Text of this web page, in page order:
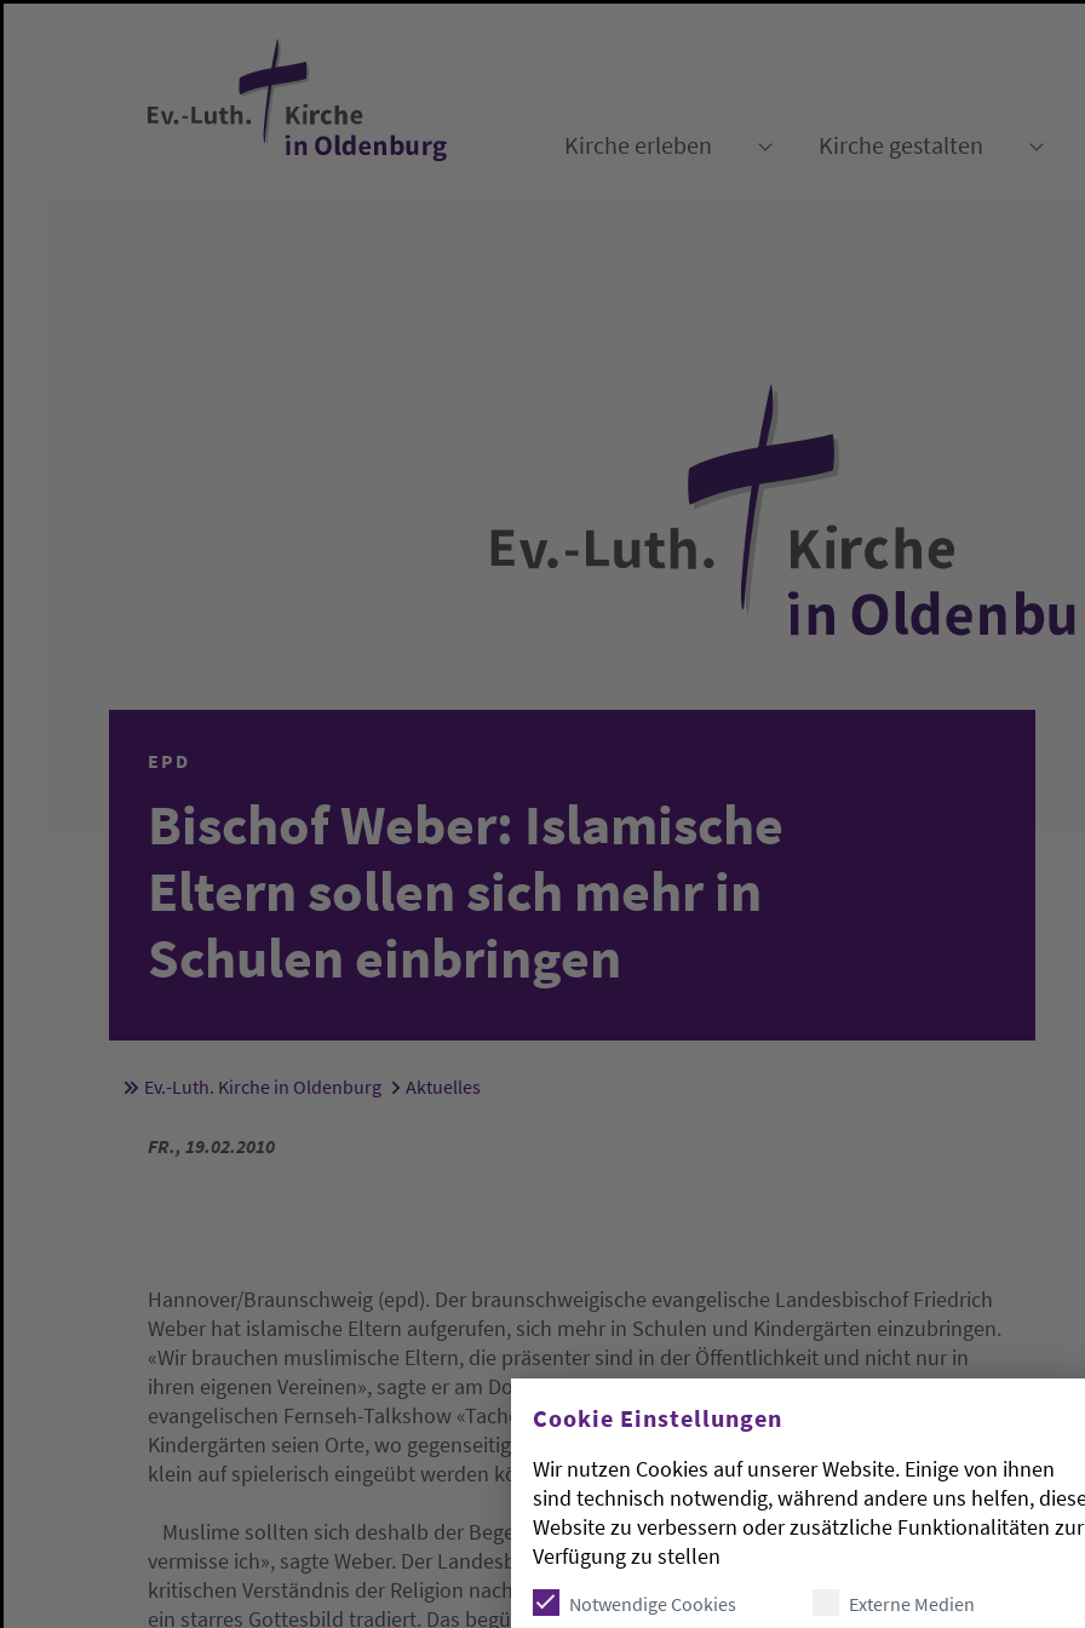
Kirche erleben
Kirche gestalten
EPD
Bischof Weber: Islamische
Eltern sollen sich mehr in
Schulen einbringen
Sie sind hier:
Ev.-Luth. Kirche in Oldenburg Aktuelles
FR., 19.02.2010
Hannover/Braunschweig (epd). Der braunschweigische evangelische Landesbischof Friedrich
Weber hat islamische Eltern aufgerufen, sich mehr in Schulen und Kindergärten einzubringen.
«Wir brauchen muslimische Eltern, die präsenter sind in der Öffentlichkeit und nicht nur in
ihren eigenen Vereinen», sagte er am Donnerstagabend bei der Aufzeichnung der
evangelischen Fernseh-Talkshow «Tacheles» in der Marktkirche in Hannover. Schulen und
Kindergärten seien Orte, wo gegenseitiges Verständnis zwischen Christen und Muslimen von
klein auf spielerisch eingeübt werden könne.
Muslime sollten sich deshalb der Begegnung mit christlichen Eltern stellen. «Und das
vermisse ich», sagte Weber. Der Landesbischof forderte die Muslime zugleich auf, sich einem
kritischen Verständnis der Religion nach westlichem Vorbild zu öffnen. Im Islam werde meist
ein starres Gottesbild tradiert. Das begünstige traditionelle Hierarchien in den Familien und
Cookie Einstellungen
Wir nutzen Cookies auf unserer Website. Einige von ihnen
sind technisch notwendig, während andere uns helfen,
Website zu verbessern oder zusätzliche Funktionalitäten zur
Verfügung zu stellen
Notwendige Cookies Externe Medien